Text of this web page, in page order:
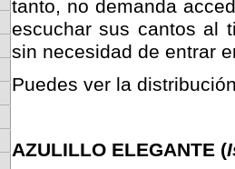
tanto, no demanda
escuchar sus cantos al
sin necesidad de entrar
Puedes ver la
AZULILLO ELEGANTE (